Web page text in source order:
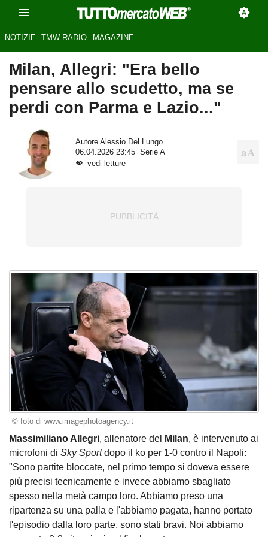
NOTIZIE TMW RADIO MAGAZINE
Milan, Allegri: "Era bello
pensare allo scudetto, ma se
perdi con Parma e Lazio..."
Autore Alessio Del Lungo
06.04.2026 23:45
Serie A
vedi letture
© foto di www.imagephotoagency.it
Massimiliano Allegri, allenatore del Milan, è intervenuto ai
microfoni di Sky Sportdopo il ko per 1-0 contro il Napoli:
"Sono partite bloccate, nel primo tempo si doveva essere
più precisi tecnicamente e invece abbiamo sbagliato
spesso nella metà campo loro. Abbiamo preso una
ripartenza su una palla e l'abbiamo pagata, hanno portato
l'episodio dalla loro parte, sono stati bravi. Noi abbiamo